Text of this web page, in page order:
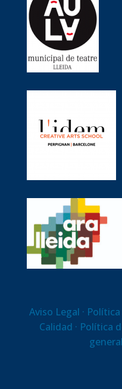
Aviso Legal ·
Calidad · Política